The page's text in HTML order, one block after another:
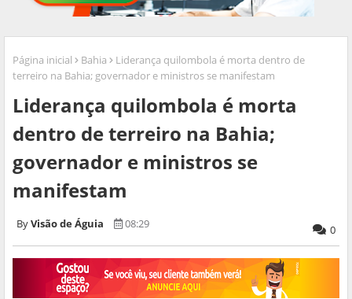
Página inicial Bahia
Liderança quilombola é morta dentro de
terreiro na Bahia; governador e ministros se manifestam
Liderança quilombola é morta
dentro de terreiro na Bahia;
governador e ministros se
manifestam
Visão de Águia 08:29 0